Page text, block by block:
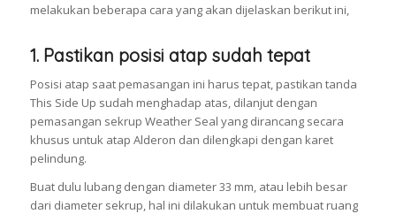
melakukan beberapa cara yang akan dijelaskan berikut ini,
1. Pastikan posisi atap sudah tepat
Posisi atap saat pemasangan ini harus tepat, pastikan tanda
This Side Up sudah menghadap atas, dilanjut dengan
pemasangan sekrup Weather Seal yang dirancang secara
khusus untuk atap Alderon dan dilengkapi dengan karet
pelindung.
Buat dulu lubang dengan diameter 33 mm, atau lebih besar
dari diameter sekrup, hal ini dilakukan untuk membuat ruang